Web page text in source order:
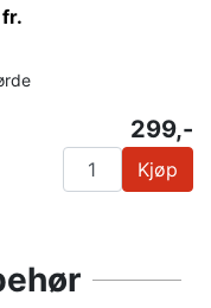
299,-
Kjøp